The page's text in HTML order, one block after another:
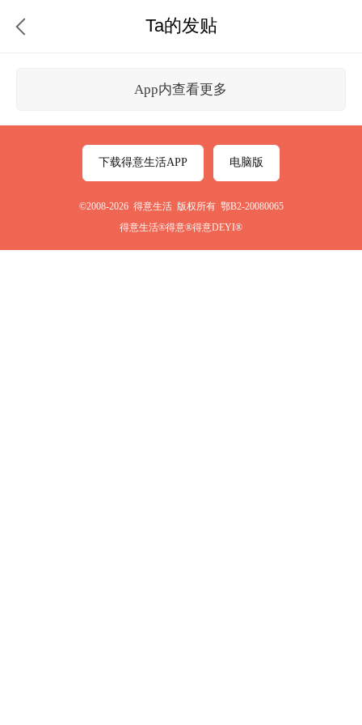
Ta的发贴
App内查看更多
下载得意生活APP 电脑版
©2008-2026 得意生活 版权所有 鄂B2-20080065
得意生活®得意®得意DEYI®